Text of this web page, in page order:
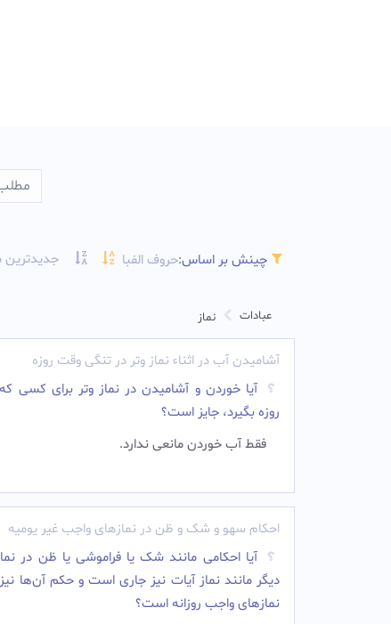
چینش بر اساس:حروف الفبا جدیدترین
عبادات نماز
آشامیدن آب در اثناء نماز وتر در تنگی وقت روزه
آیا خوردن و آشامیدن در نماز وتر برای کسی
روزه بگیرد، جایز است؟
فقط آب خوردن مانعی ندارد.
احکام سهو و شک و ظن در نمازهای واجب غیر یومیه
آیا احکامی مانند شک یا فراموشی یا ظن در
دیگر مانند نماز آیات نیز جاری است و حکم آن‌ها
نمازهای واجب روزانه است؟